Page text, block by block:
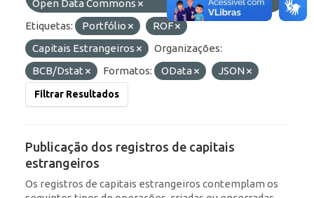
Open Data Commons
Etiquetas:
Portfólio
ROF
Capitais Estrangeiros
Organizações:
BCB/Dstat
Formatos: OData JSON
Filtrar Resultados
Publicação dos registros de capitais
estrangeiros
Os registros de capitais estrangeiros contemplam os